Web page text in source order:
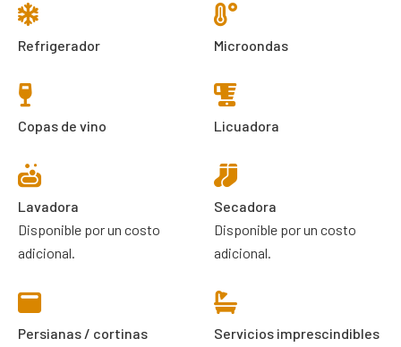
Refrigerador Microondas
Copas de vino Licuadora
Lavadora
Disponible por un costo
adicional.
Secadora
Disponible por un costo
adicional.
Persianas / cortinas
Servicios imprescindibles